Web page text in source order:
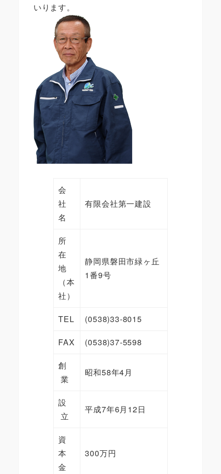
いります。
会
社
名
有限会社第一建設
所
在
地
（本
社）
静岡県磐田市緑ヶ丘
1番9号
TEL (0538)33-8015
FAX (0538)37-5598
創
業
昭和58年4月
設
立
平成7年6月12日
資
本
金
300万円